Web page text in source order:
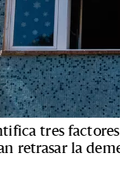
tres
retrasar la